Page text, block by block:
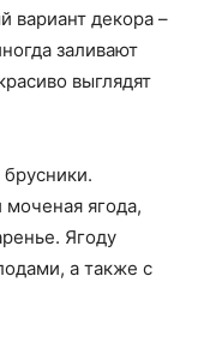
вариант декора –
заливают
выглядят
ягода,
Ягоду
а также с